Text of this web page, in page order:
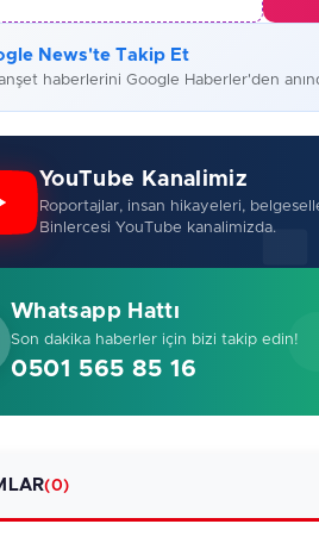
News'te Takip Et
haberlerini Google Haberler'den
YouTube Kanalimiz
Roportajlar, insan hikayeleri,
Binlercesi YouTube kanalimizda.
Whatsapp Hattı
Son dakika haberler için bizi takip edin!
0501 565 85 16
(0)